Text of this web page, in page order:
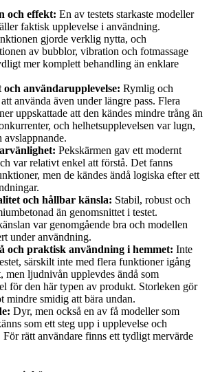
och effekt: En av testets starkaste modeller
faktisk upplevelse i användning.
gjorde verklig nytta, och
av bubblor, vibration och fotmassage
mer komplett behandling än enklare
användarupplevelse: Rymlig och
använda även under längre pass. Flera
uppskattade att den kändes mindre trång än
och helhetsupplevelsen var lugn,
avslappnande.
Pekskärmen gav ett modernt
var relativt enkel att förstå. Det fanns
men de kändes ändå logiska efter ett
och hållbar känsla: Stabil, robust och
än genomsnittet i testet.
var genomgående bra och modellen
under användning.
och praktisk användning i hemmet: Inte
särskilt inte med flera funktioner igång
men ljudnivån upplevdes ändå som
för den här typen av produkt. Storleken gör
mindre smidig att bära undan.
Dyr, men också en av få modeller som
som ett steg upp i upplevelse och
rätt användare finns ett tydligt mervärde